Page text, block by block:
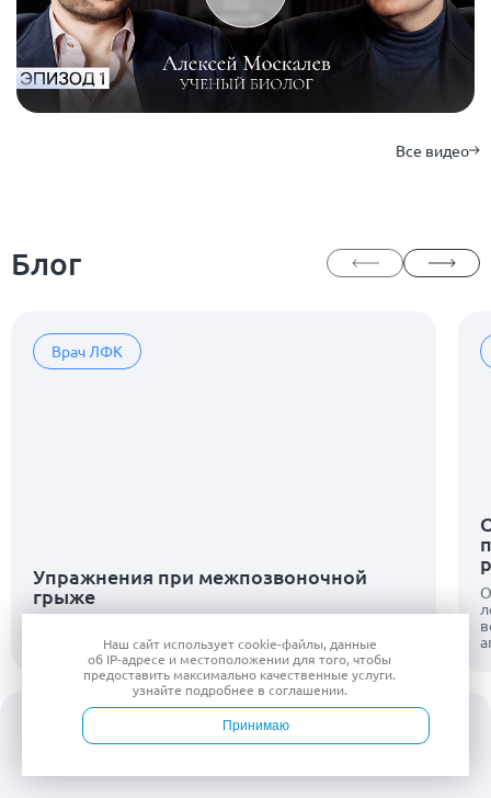
Все видео
Блог
Врач ЛФК
Упражнения при межпозвоночной
грыже
восстановления подвижности спины
Наш сайт используетcookie-файлы, данные
об IP-адресе и местоположении для того, чтобы
предоставить максимально качественные услуги.
узнайте подробнее в соглашении.
Принимаю